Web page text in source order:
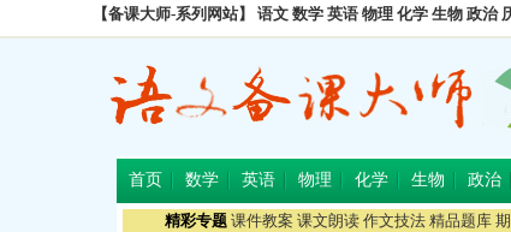
【备课大师-系列网站】 语文 数学 英语 物理 化学 生物 政治
首页 数学 英语 物理 化学 生物 政治
精彩专题 课件教案 课文朗读 作文技法 精品题库